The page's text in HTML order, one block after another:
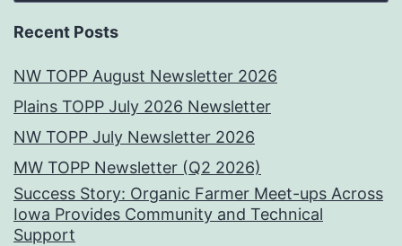
Recent Posts
NW TOPP August Newsletter 2026
Plains TOPP July 2026 Newsletter
NW TOPP July Newsletter 2026
MW TOPP Newsletter (Q2 2026)
Success Story: Organic Farmer Meet-ups Across
Iowa Provides Community and Technical
Support